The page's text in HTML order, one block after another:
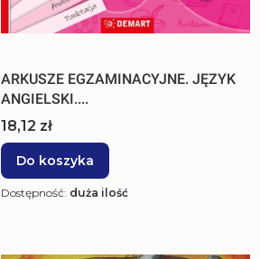
ARKUSZE EGZAMINACYJNE. JĘZYK
ANGIELSKI....
Cena
18,12 zł
Do koszyka
Dostępność: duża ilość